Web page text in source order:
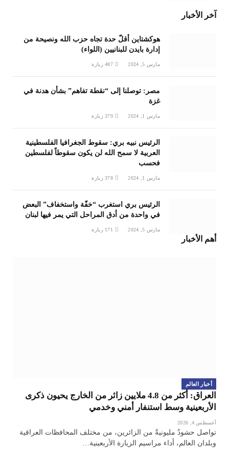
آخر الأخبار
هوكشتاين أقلّ حدة تجاه حزب الله ونصيحة من
إدارة بايدن للبنانيين (اللواء)
مارس 5, 2024 487 زيارة
مصر: توصلنا إلى “نقطة تفاهم” بشأن هدنة في
غزة
مارس 1, 2024 379 زيارة
الرئيس نبيه بري: سقوط الجغرافيا الفلسطينية
العربية لا سمح الله لن يكون سقوطاً لفلسطين
فحسب
مارس 1, 2024 378 زيارة
الرئيس بري استغرب “خفّة واستخفاف” البعض
في واحدة من أدق المراحل التي يمر فيها لبنان
مارس 5, 2024 171 زيارة
أهم الأخبار
أخبار العالم
العراق: أكثر من 4.8 ملايين زائر من الخارج يحيون ذكرى
الأربعينية وسط استنفار أمني وخدمي
أغسطس 4, 2026
تواصل حشودٌ مليونيةٌ من الزائرين، من مختلف المحافظات العراقية
وبلدان العالم، أداء مراسيم الزيارة الأربعينية…